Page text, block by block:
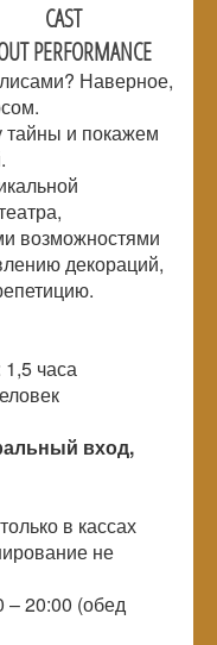
CAST
PERFORMANCE
Наверное,
тайны и покажем
возможностями
декораций,
1,5 часа
вход,
в кассах
не
20:00 (обед